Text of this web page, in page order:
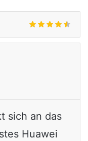
sich an das
Huawei